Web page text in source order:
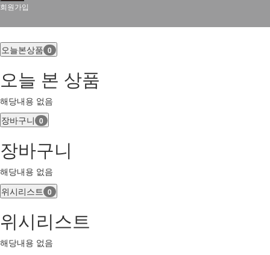
회원가입
오늘본상품 0
오늘 본 상품
해당내용 없음
장바구니 0
장바구니
해당내용 없음
위시리스트 0
위시리스트
해당내용 없음